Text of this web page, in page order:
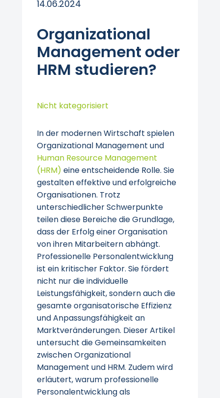
14.06.2024
Organizational
Management oder
HRM studieren?
Nicht kategorisiert
In der modernen Wirtschaft spielen
Organizational Management und
Human Resource Management
(HRM) eine entscheidende Rolle. Sie
gestalten effektive und erfolgreiche
Organisationen. Trotz
unterschiedlicher Schwerpunkte
teilen diese Bereiche die Grundlage,
dass der Erfolg einer Organisation
von ihren Mitarbeitern abhängt.
Professionelle Personalentwicklung
ist ein kritischer Faktor. Sie fördert
nicht nur die individuelle
Leistungsfähigkeit, sondern auch die
gesamte organisatorische Effizienz
und Anpassungsfähigkeit an
Marktveränderungen. Dieser Artikel
untersucht die Gemeinsamkeiten
zwischen Organizational
Management und HRM. Zudem wird
erläutert, warum professionelle
Personalentwicklung als